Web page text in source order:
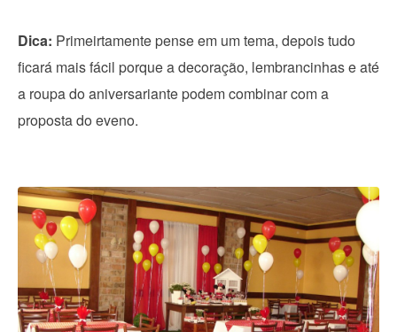
Dica: Primeirtamente pense em um tema, depois tudo
ficará mais fácil porque a decoração, lembrancinhas e até
a roupa do aniversariante podem combinar com a
proposta do eveno.